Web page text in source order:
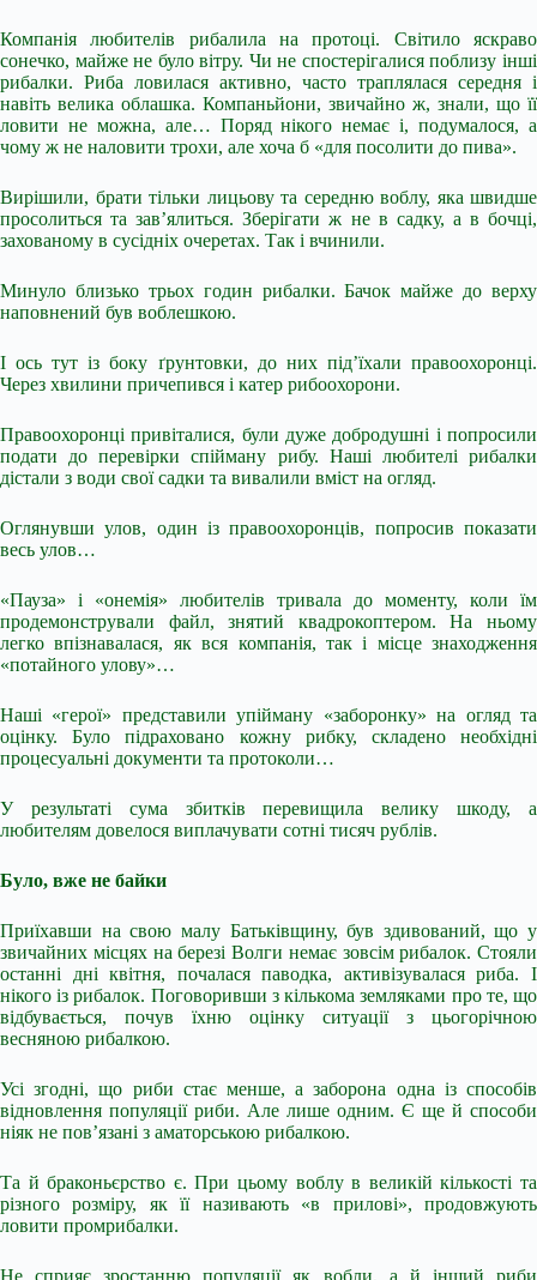
Компанія любителів рибалила на протоці. Світило яскраво
сонечко, майже не було вітру. Чи не спостерігалися поблизу інші
рибалки. Риба ловилася активно, часто траплялася середня і
навіть велика облашка. Компаньйони, звичайно ж, знали, що її
ловити не можна, але… Поряд нікого немає і, подумалося, а
чому ж не наловити трохи, але хоча б «для посолити до пива».
Вирішили, брати тільки лицьову та середню воблу, яка швидше
просолиться та зав’ялиться. Зберігати ж не в садку, а в бочці,
захованому в сусідніх очеретах. Так і вчинили.
Минуло близько трьох годин рибалки. Бачок майже до верху
наповнений був воблешкою.
І ось тут із боку ґрунтовки, до них під’їхали правоохоронці.
Через хвилини причепився і катер рибоохорони.
Правоохоронці привіталися, були дуже добродушні і попросили
подати до перевірки спійману рибу. Наші любителі рибалки
дістали з води свої садки та вивалили вміст на огляд.
Оглянувши улов, один із правоохоронців, попросив показати
весь улов…
«Пауза» і «онемія» любителів тривала до моменту, коли їм
продемонстрували файл, знятий квадрокоптером. На ньому
легко впізнавалася, як вся компанія, так і місце знаходження
«потайного улову»…
Наші «герої» представили упійману «заборонку» на огляд та
оцінку. Було підраховано кожну рибку, складено необхідні
процесуальні документи та протоколи…
У результаті сума збитків перевищила велику шкоду, а
любителям довелося виплачувати сотні тисяч рублів.
Було, вже не байки
Приїхавши на свою малу Батьківщину, був здивований, що у
звичайних місцях на березі Волги немає зовсім рибалок. Стояли
останні дні квітня, почалася паводка, активізувалася риба. І
нікого із рибалок. Поговоривши з кількома земляками про те, що
відбувається, почув їхню оцінку ситуації з цьогорічною
весняною рибалкою.
Усі згодні, що риби стає менше, а заборона одна із способів
відновлення популяції риби. Але лише одним. Є ще й способи
ніяк не пов’язані з аматорською рибалкою.
Та й браконьєрство є. При цьому воблу в великій кількості та
різного розміру, як її називають «в прилові», продовжують
ловити промрибалки.
Не сприяє зростанню популяції як вобли, а й інший риби